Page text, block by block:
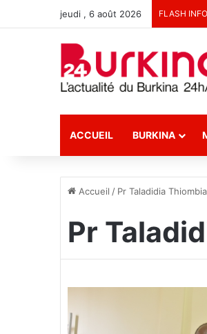
jeudi , 6 août 2026 FLASH
ACCUEIL BURKINA
Accueil / Pr Taladidia
Pr